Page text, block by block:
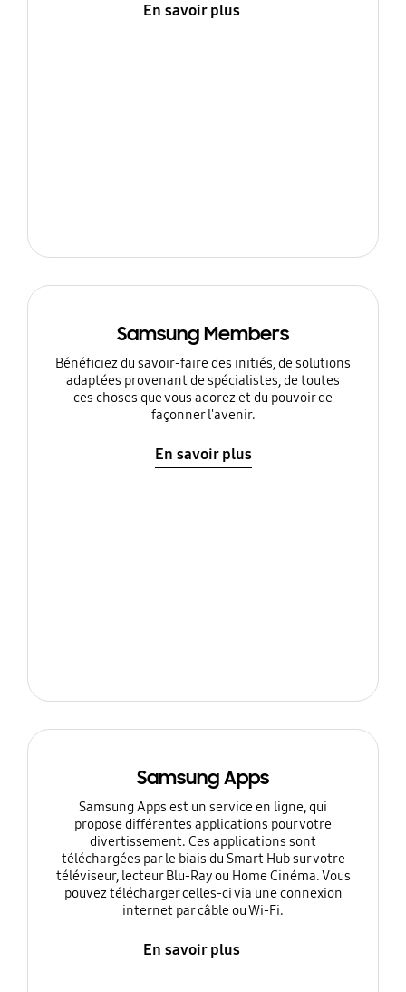
En savoir plus
Samsung Members
Bénéficiez du savoir-faire des initiés, de solutions
adaptées provenant de spécialistes, de toutes
ces choses que vous adorez et du pouvoir de
façonner l'avenir.
En savoir plus
Samsung Apps
Samsung Apps est un service en ligne, qui
propose différentes applications pour votre
divertissement. Ces applications sont
téléchargées par le biais du Smart Hub sur votre
téléviseur, lecteur Blu-Ray ou Home Cinéma. Vous
pouvez télécharger celles-ci via une connexion
internet par câble ou Wi-Fi.
En savoir plus